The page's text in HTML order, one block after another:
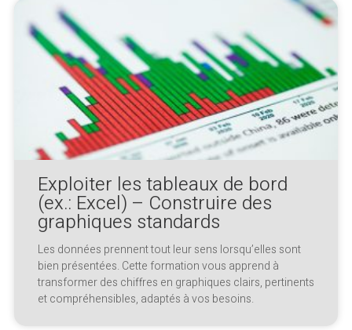
Exploiter les tableaux de bord
(ex.: Excel) – Construire des
graphiques standards
Les données prennent tout leur sens lorsqu’elles sont
bien présentées. Cette formation vous apprend à
transformer des chiffres en graphiques clairs, pertinents
et compréhensibles, adaptés à vos besoins.